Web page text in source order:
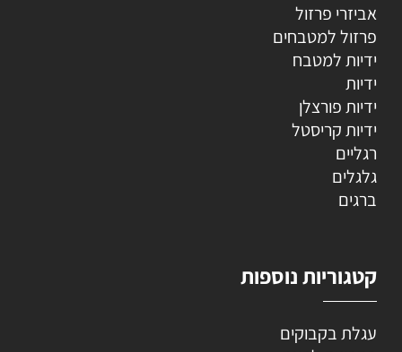
אביזרי פרזול
פרזול למטבחים
ידיות למטבח
ידיות
ידיות פורצלן
ידיות קריסטל
רגליים
גלגלים
ברגים
קטגוריות נוספות
עגלת בקבוקים